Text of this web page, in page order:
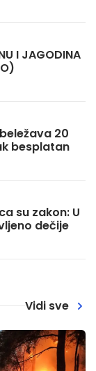
I JAGODINA
20
besplatan
su zakon: U
dečije
Vidi sve